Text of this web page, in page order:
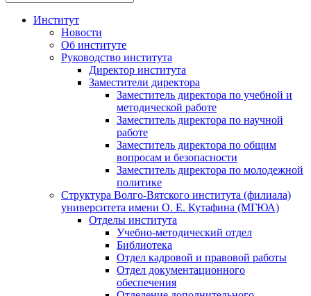
Институт
Новости
Об институте
Руководство института
Директор института
Заместители директора
Заместитель директора по учебной и
методической работе
Заместитель директора по научной
работе
Заместитель директора по общим
вопросам и безопасности
Заместитель директора по молодежной
политике
Структура Волго-Вятского института (филиала)
университета имени О. Е. Кутафина (МГЮА)
Отделы института
Учебно-методический отдел
Библиотека
Отдел кадровой и правовой работы
Отдел документационного
обеспечения